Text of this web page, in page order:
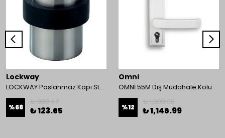
Lockway
LOCKWAY Paslanmaz Kapı Stoperi
%68 ₺ 123.65
Omni
OMNİ 55M Dış Müdahale Kolu
%12 ₺ 1,146.99